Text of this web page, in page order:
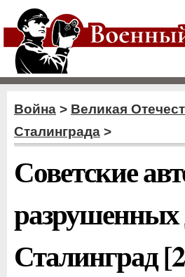
Война > Великая
Сталинграда >
Советские
разрушенных
Сталинград